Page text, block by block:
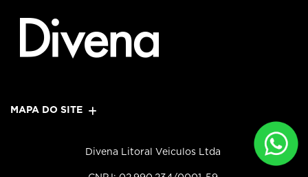
MAPA DO SITE
Divena Litoral Veiculos Ltda